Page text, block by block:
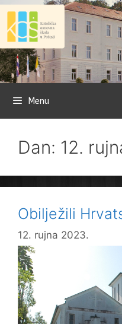
Preskoči
sadržaj
Menu
Dan: 12.
Obilježili
12. rujna 2023.